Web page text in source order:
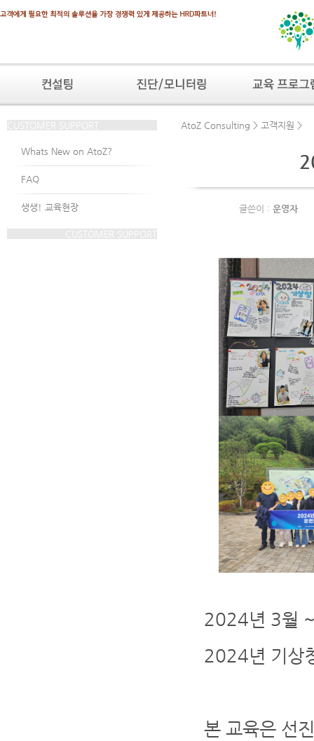
Whats New on AtoZ?
FAQ
생생! 교육현장
AtoZ Consulting > 고객지원 >
글쓴이 : 운영자
2024년 3월
2024년 기상
본 교육은 선